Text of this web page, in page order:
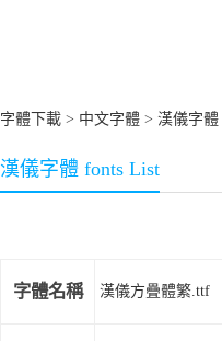
字體下載 > 中文字體 > 漢儀字體
漢儀字體 fonts List
字體名稱 漢儀方疊體繁.ttf